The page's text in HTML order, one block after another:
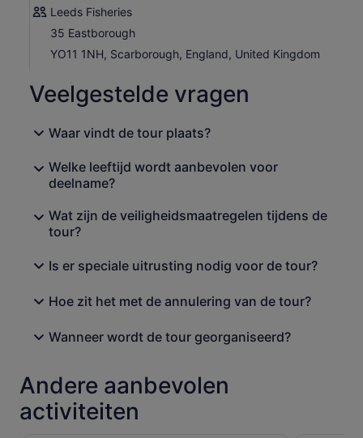
Leeds Fisheries
35 Eastborough
YO11 1NH, Scarborough, England, United Kingdom
Veelgestelde vragen
Waar vindt de tour plaats?
Welke leeftijd wordt aanbevolen voor
deelname?
Wat zijn de veiligheidsmaatregelen tijdens de
tour?
Is er speciale uitrusting nodig voor de tour?
Hoe zit het met de annulering van de tour?
Wanneer wordt de tour georganiseerd?
Andere aanbevolen
activiteiten